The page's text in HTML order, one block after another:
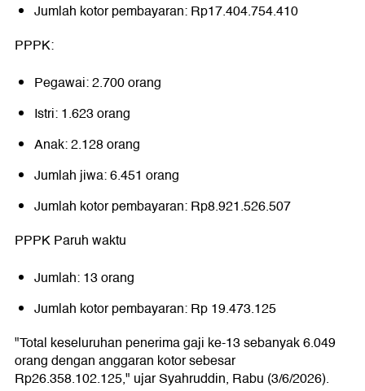
Jumlah kotor pembayaran: Rp17.404.754.410
PPPK:
Pegawai: 2.700 orang
Istri: 1.623 orang
Anak: 2.128 orang
Jumlah jiwa: 6.451 orang
Jumlah kotor pembayaran: Rp8.921.526.507
PPPK Paruh waktu
Jumlah: 13 orang
Jumlah kotor pembayaran: Rp 19.473.125
"Total keseluruhan penerima gaji ke-13 sebanyak 6.049
orang dengan anggaran kotor sebesar
Rp26.358.102.125," ujar Syahruddin, Rabu (3/6/2026).